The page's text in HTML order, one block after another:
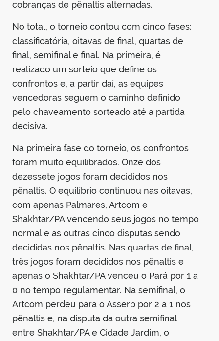
cobranças de pênaltis alternadas.
No total, o torneio contou com cinco fases:
classificatória, oitavas de final, quartas de
final, semifinal e final. Na primeira, é
realizado um sorteio que define os
confrontos e, a partir daí, as equipes
vencedoras seguem o caminho definido
pelo chaveamento sorteado até a partida
decisiva.
Na primeira fase do torneio, os confrontos
foram muito equilibrados. Onze dos
dezessete jogos foram decididos nos
pênaltis. O equilíbrio continuou nas oitavas,
com apenas Palmares, Artcom e
Shakhtar/PA vencendo seus jogos no tempo
normal e as outras cinco disputas sendo
decididas nos pênaltis. Nas quartas de final,
três jogos foram decididos nos pênaltis e
apenas o Shakhtar/PA venceu o Pará por 1 a
0 no tempo regulamentar. Na semifinal, o
Artcom perdeu para o Asserp por 2 a 1 nos
pênaltis e, na disputa da outra semifinal
entre Shakhtar/PA e Cidade Jardim, o